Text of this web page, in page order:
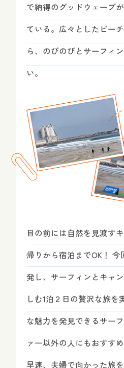
で納得のグッドウェーブ
ている。広々としたビー
ら、のびのびとサーフィ
い。
目の前には自然を見渡す
帰りから宿泊までOK！ 今
発し、サーフィンとキャ
しむ1泊２日の贅沢な旅を
な魅力を発見できるサー
ァー以外の人にもおすすめ
早速、夫婦で向かった旅を